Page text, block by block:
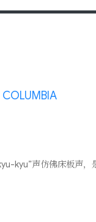
COLUMBIA
kyu”声仿佛床板声，